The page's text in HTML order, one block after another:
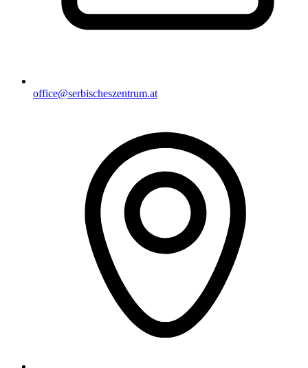
office@serbischeszentrum.at